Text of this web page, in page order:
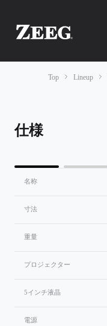
Top Lineup
仕様
名称
寸法
重量
プロジェクター
5インチ液晶
電源